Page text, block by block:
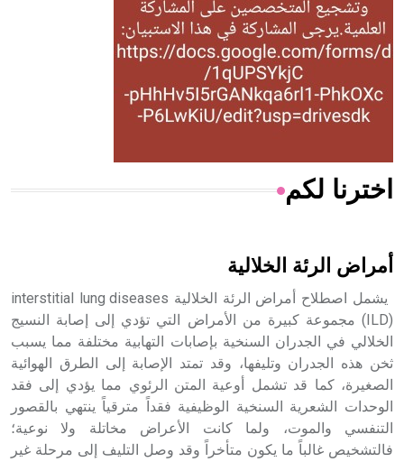
- هل تعلم أن المرجان إفراز حيواني يتكون في البحر ويتركب
من مادة كربونات الكلسيوم، وهو أحمر أو شديد الحمرة وهو
أجود أنواعه، ويمتاز بكبر الحجم ويسمى الش
هل تعلم أن الأبسيد كلمة فرنسية اللفظ تم اعتمادها مصطلحاً
- هل تعلم أن أبجر Abgar اسم معروف جيداً يعود إلى عدد من
الملوك الذين حكموا مدينة إديسا (الرها) من أبجر الأول وحتى
التاسع، وهم ينتسبون إلى أسرة أوسروين
اخترنا لكم
أمراض الرئة الخلالية
يشمل اصطلاح أمراض الرئة الخلالية interstitial lung diseases
(ILD) مجموعة كبيرة من الأمراض التي تؤدي إلى إصابة النسيج
الخلالي في الجدران السنخية بإصابات التهابية مختلفة مما يسبب
ثخن هذه الجدران وتليفها، وقد تمتد الإصابة إلى الطرق الهوائية
الصغيرة، كما قد تشمل أوعية المتن الرئوي مما يؤدي إلى فقد
الوحدات الشعرية السنخية الوظيفية فقداً مترقياً ينتهي بالقصور
التنفسي والموت، ولما كانت الأعراض مخاتلة ولا نوعية؛
فالتشخيص غالباً ما يكون متأخراً وقد وصل التليف إلى مرحلة غير